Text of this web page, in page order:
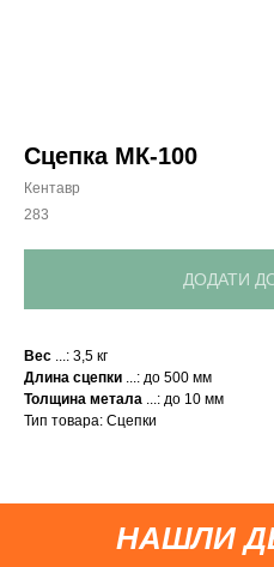
Сцепка МК-100
Кентавр
283
ДОДАТИ
Вес ...: 3,5 кг
Длина сцепки ...: до 500 мм
Толщина метала ...: до 10 мм
Тип товара: Сцепки
НАШЛИ
БЕСПЛАТНО
Соберем